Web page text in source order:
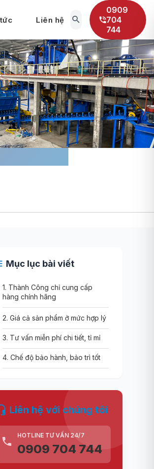
Liên hệ
0909
704
744
Mục lục bài viết
1. Thành Công chỉ cung cấp
hàng chính hãng
2. Giá cả sản phẩm ở mức hợp lý
3. Tư vấn miễn phí chi tiết, tỉ mỉ
4. Chế độ bảo hành, bảo trì tốt
Liên hệ với chúng tôi
HOTLINE TƯ VẤN 24/7
0909 704 744